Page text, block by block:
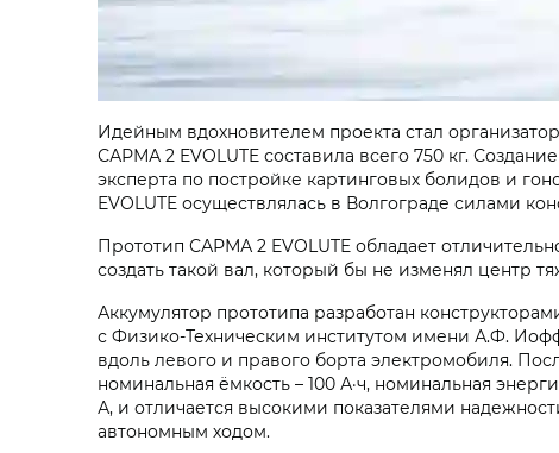
Идейным вдохновителем проекта стал
САРМА 2 EVOLUTE составила всего 750 кг.
эксперта по постройке картинговых болидов и
EVOLUTE осуществлялась в Волгограде силами
Прототип САРМА 2 EVOLUTE обладает
создать такой вал, который бы не изменял центр
Аккумулятор прототипа разработан
с Физико-Техническим институтом имени А.Ф.
вдоль левого и правого борта электромобиля.
номинальная ёмкость – 100 А·ч, номинальная
А, и отличается высокими показателями
автономным ходом.